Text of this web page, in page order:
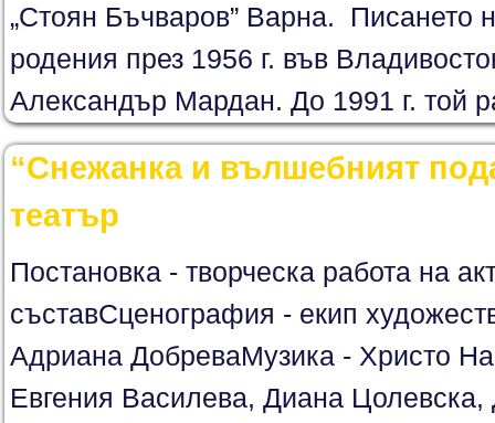
„Стоян Бъчваров” Варна. Писането
родения през 1956 г. във
Александър Мардан. До 1991 г. той
“Снежанка и вълшебният
театър
Постановка - творческа работа на
съставСценография - екип
Адриана ДобреваМузика - Христо
Евгения Василева, Диана Цолевска,